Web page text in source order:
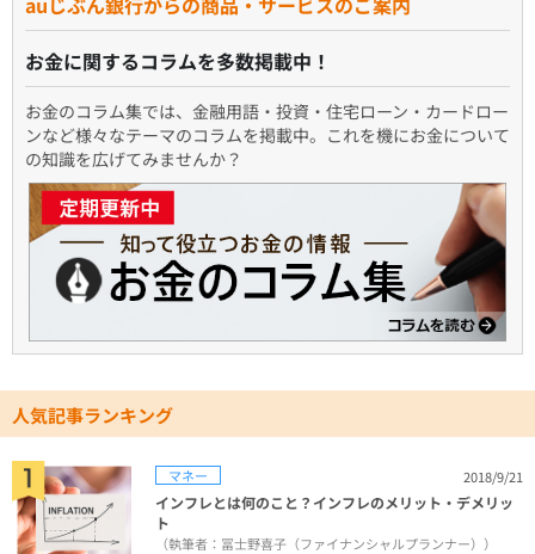
お金に関するコラムを多数掲載中！
お金のコラム集では、金融用語・投資・住宅ローン・カードロー
ンなど様々なテーマのコラムを掲載中。これを機にお金について
の知識を広げてみませんか？
人気記事ランキング
マネー 2018/9/21
インフレとは何のこと？インフレのメリット・デメリッ
ト
（執筆者：冨士野喜子（ファイナンシャルプランナー））